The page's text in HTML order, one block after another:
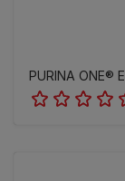
PURINA ONE®